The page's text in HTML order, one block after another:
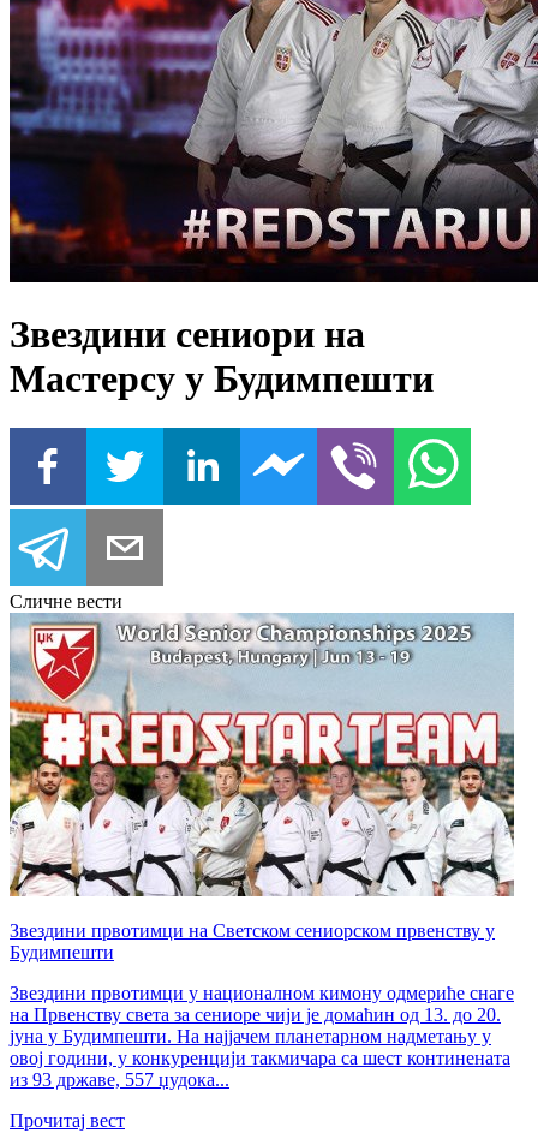
Звездини сениори на
Мастерсу у Будимпешти
Сличне вести
Звездини првотимци на Светском сениорском првенству у
Будимпешти
Звездини првотимци у националном кимону одмериће снаге
на Првенству света за сениоре чији је домаћин од 13. до 20.
јуна у Будимпешти. На најјачем планетарном надметању у
овој години, у конкуренцији такмичара са шест континената
из 93 државе, 557 џудока...
Прочитај вест